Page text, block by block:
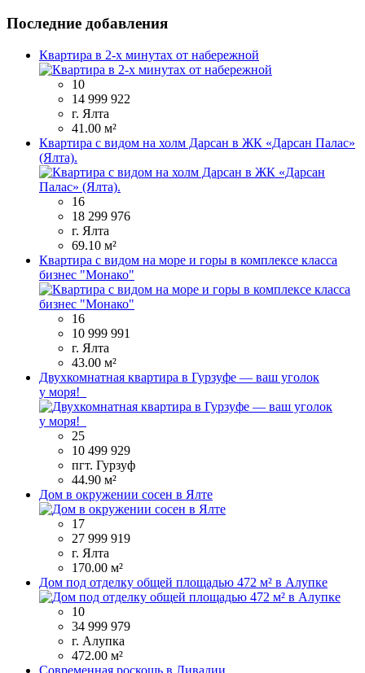
Последние добавления
Квартира в 2-х минутах от набережной
10
14 999 922
г. Ялта
41.00 м²
Квартира с видом на холм Дарсан в ЖК «Дарсан Палас»
(Ялта).
16
18 299 976
г. Ялта
69.10 м²
Квартира с видом на море и горы в комплексе класса
бизнес "Монако"
16
10 999 991
г. Ялта
43.00 м²
Двухкомнатная квартира в Гурзуфе — ваш уголок
у моря!
25
10 499 929
пгт. Гурзуф
44.90 м²
Дом в окружении сосен в Ялте
17
27 999 919
г. Ялта
170.00 м²
Дом под отделку общей площадью 472 м² в Алупке
10
34 999 979
г. Алупка
472.00 м²
Современная роскошь в Ливадии